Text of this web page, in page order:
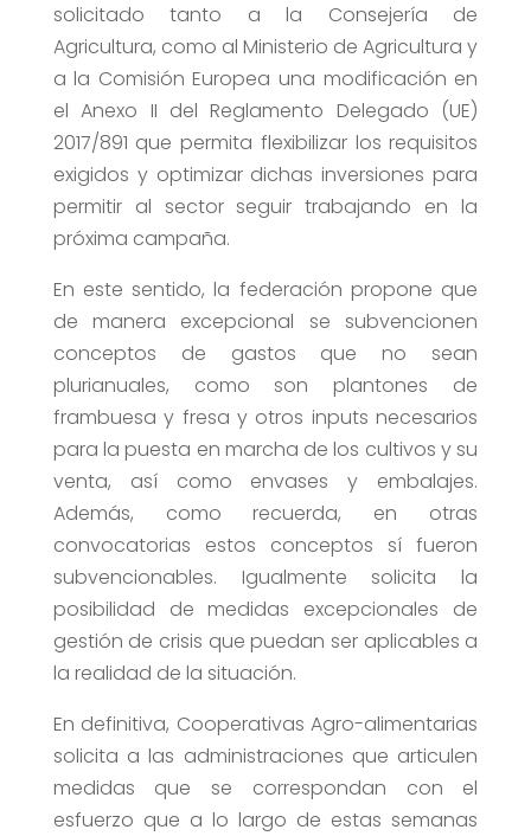
solicitado tanto a la Consejería de
Agricultura, como al Ministerio de Agricultura y
a la Comisión Europea una modificación en
el Anexo II del Reglamento Delegado (UE)
2017/891 que permita flexibilizar los requisitos
exigidos y optimizar dichas inversiones para
permitir al sector seguir trabajando en la
próxima campaña.
En este sentido, la federación propone que
de manera excepcional se subvencionen
conceptos de gastos que no sean
plurianuales, como son plantones de
frambuesa y fresa y otros inputs necesarios
para la puesta en marcha de los cultivos y su
venta, así como envases y embalajes.
Además, como recuerda, en otras
convocatorias estos conceptos sí fueron
subvencionables. Igualmente solicita la
posibilidad de medidas excepcionales de
gestión de crisis que puedan ser aplicables a
la realidad de la situación.
En definitiva, Cooperativas Agro-alimentarias
solicita a las administraciones que articulen
medidas que se correspondan con el
esfuerzo que a lo largo de estas semanas